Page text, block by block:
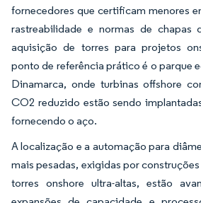
fornecedores que certificam menores
rastreabilidade e normas de chapas
aquisição de torres para projetos
ponto de referência prático é o parque
Dinamarca, onde turbinas offshore
CO2 reduzido estão sendo
fornecendo o aço.
A localização e a automação para
mais pesadas, exigidas por
torres onshore ultra-altas, estão